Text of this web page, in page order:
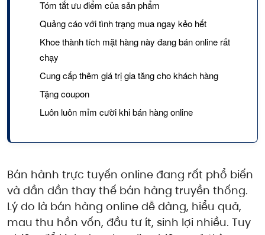
Tóm tắt ưu điểm của sản phẩm
Quảng cáo với tình trạng mua ngay kẻo hết
Khoe thành tích mặt hàng này đang bán online rất
chạy
Cung cấp thêm giá trị gia tăng cho khách hàng
Tặng coupon
Luôn luôn mỉm cười khi bán hàng online
Bán hành trực tuyến online đang rất phổ biến
và dần dần thay thế bán hàng truyền thống.
Lý do là bán hàng online dễ dàng, hiểu quả,
mau thu hồn vốn, đầu tư ít, sinh lợi nhiều. Tuy